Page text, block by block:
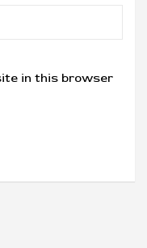
in this browser